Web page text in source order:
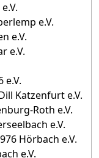
e.V.
e.V.
e.V.
e.V.
Katzenfurt e.V.
Roth e.V.
e.V.
Hörbach e.V.
e.V.